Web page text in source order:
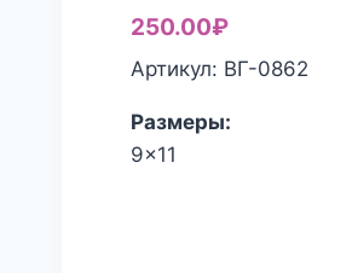
250.00₽
Артикул: ВГ-0862
Размеры:
9x11